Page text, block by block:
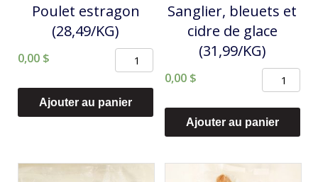
Poulet estragon
(28,49/KG)
0,00 $
quantité
Poulet
estragon
(28,49/KG)
Ajouter au panier
Sanglier, bleuets et
cidre de glace
(31,99/KG)
0,00 $
quantité
Sanglier,
bleuets
et
Ajouter au panier